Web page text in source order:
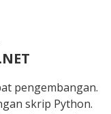
pengembangan.
skrip Python.